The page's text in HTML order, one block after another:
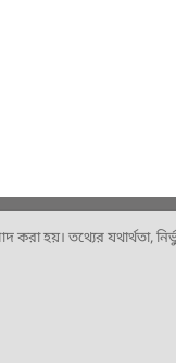
হয়। তথ্যের যথার্থতা,